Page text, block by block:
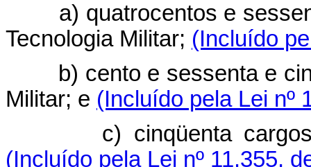
a) quatrocentos e
Tecnologia Militar; (Incluído
b) cento e sessenta e
Militar; e (Incluído pela Lei nº
c) cinqüenta cargos de
(Incluído pela Lei nº 11.355,